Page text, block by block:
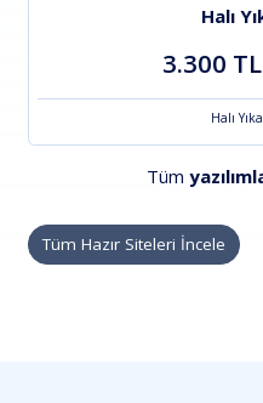
Halı
3.300 TL
Halı
Tüm
Tüm Hazır Siteleri İncele